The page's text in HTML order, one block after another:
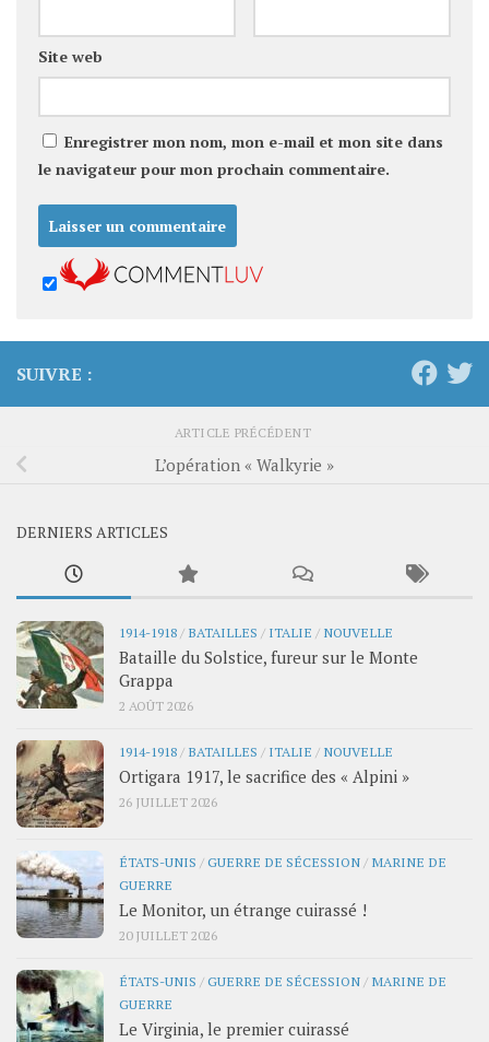
Site web
Enregistrer mon nom, mon e-mail et mon site dans
le navigateur pour mon prochain commentaire.
SUIVRE :
ARTICLE PRÉCÉDENT
L’opération « Walkyrie »
DERNIERS ARTICLES
1914-1918 / BATAILLES / ITALIE / NOUVELLE
Bataille du Solstice, fureur sur le Monte
Grappa
2 AOÛT 2026
1914-1918 / BATAILLES / ITALIE / NOUVELLE
Ortigara 1917, le sacrifice des « Alpini »
26 JUILLET 2026
ÉTATS-UNIS /GUERRE DE SÉCESSION / MARINE DE
GUERRE
Le Monitor, un étrange cuirassé !
20 JUILLET 2026
ÉTATS-UNIS /GUERRE DE SÉCESSION / MARINE DE
GUERRE
Le Virginia, le premier cuirassé